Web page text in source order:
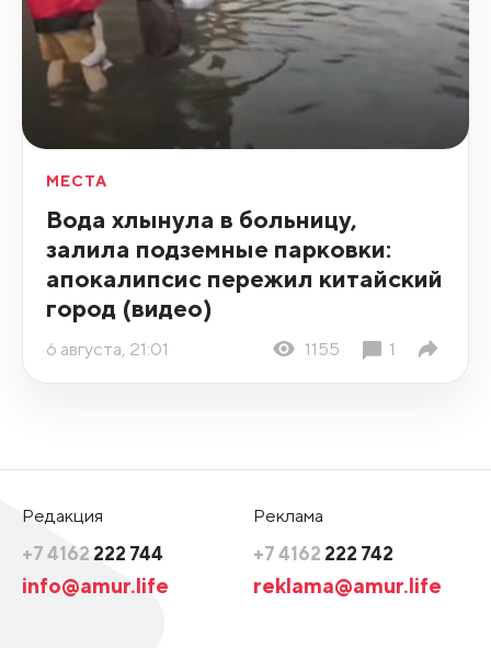
МЕСТА
Вода хлынула в больницу,
залила подземные парковки:
апокалипсис пережил китайский
город (видео)
6 августа, 21:01 1155 1
Редакция
+7 4162 222 744
info@amur.life
Реклама
+7 4162 222 742
reklama@amur.life